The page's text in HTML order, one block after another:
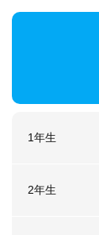
1年生
2年生